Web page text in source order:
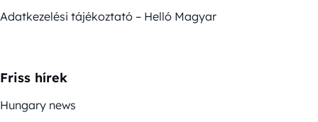
Adatkezelési tájékoztató – Helló Magyar
Friss hírek
Hungary news